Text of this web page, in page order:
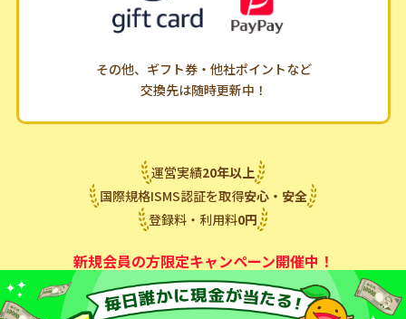
その他、ギフト券・他社ポイントなど
交換先は随時更新中！
運営実績20年以上
国際規格ISMS認証を取得安心・安全
登録料・利用料0円
新規会員の方限定キャンペーン開催中！